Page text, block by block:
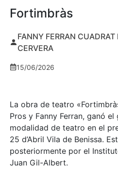
Fortimbràs
FANNY FERRAN CUADRAT
CERVERA
15/06/2026
La obra de teatro «
Pros y Fanny Ferran, ganó
modalidad de teatro en el
25 d’Abril Vila de Benissa.
posteriormente por el
Juan Gil-Albert.